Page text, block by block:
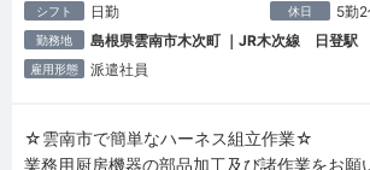
シフト 日勤 休日 5勤2
勤務地 島根県雲南市木次町 ｜JR木次線 日登駅
雇用形態 派遣社員
☆雲南市で簡単なハーネス組立作業☆
業務用厨房機器の部品加工及び諸作業をお願